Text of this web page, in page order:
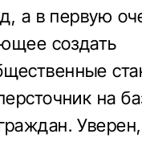
а в первую
создать
на